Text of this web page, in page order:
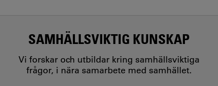
SAMHÄLLSVIKTIG KUNSKAP
Vi forskar och utbildar kring samhällsviktiga
frågor, i nära samarbete med samhället.